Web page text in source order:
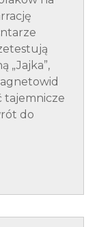
„Jajka”,
tajemnicze
do